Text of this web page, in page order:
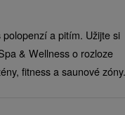
a pitím. Užijte si
& Wellness o rozloze
fitness a saunové zóny.